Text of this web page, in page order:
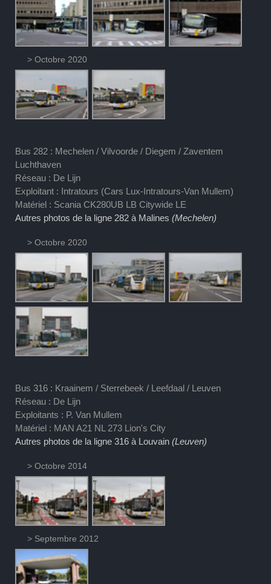
> Octobre 2020
Bus 282 : Mechelen / Vilvoorde / Diegem / Zaventem
Luchthaven
Réseau : De Lijn
Exploitant : Intratours (Cars Lux-Intratours-Van Mullem)
Matériel : Scania CK280UB LB Citywide LE
Autres photos de la ligne 282 à Malines (Mechelen)
> Octobre 2020
Bus 316 : Kraainem / Sterrebeek / Leefdaal / Leuven
Réseau : De Lijn
Exploitants : P. Van Mullem
Matériel : MAN A21 NL 273 Lion's City
Autres photos de la ligne 316 à Louvain (Leuven)
> Octobre 2014
> Septembre 2012